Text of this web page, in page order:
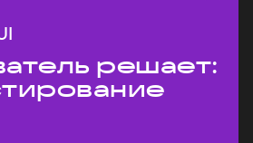
решает: